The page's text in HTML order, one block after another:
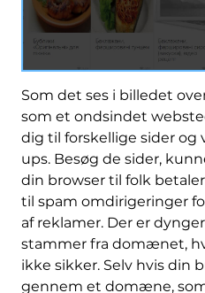
Som det ses i billedet
som et ondsindet
dig til forskellige sider og
ups. Besøg de sider,
din browser til folk
til spam omdirigeringer
af reklamer. Der er
stammer fra domænet,
ikke sikker. Selv hvis din
gennem et domæne,